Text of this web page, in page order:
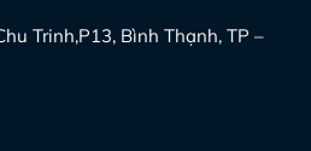
Trinh,P13, Bình Thạnh, TP –